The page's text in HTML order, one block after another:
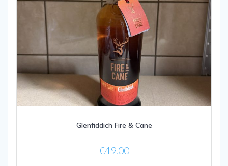
Glenfiddich Fire & Cane
€49.00